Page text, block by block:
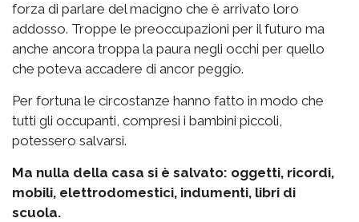
forza di parlare del macigno che è arrivato loro
addosso. Troppe le preoccupazioni per il futuro ma
anche ancora troppa la paura negli occhi per quello
che poteva accadere di ancor peggio.
Per fortuna le circostanze hanno fatto in modo che
tutti gli occupanti, compresi i bambini piccoli,
potessero salvarsi.
Ma nulla della casa si è salvato: oggetti, ricordi,
mobili, elettrodomestici, indumenti, libri di
scuola.